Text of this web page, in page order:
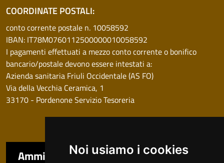
Noi usiamo i cookies
COORDINATE POSTALI:
conto corrente postale n. 10058592
IBAN: IT78M0760112500000010058592
I pagamenti effettuati a mezzo conto corrente o bonifico
bancario/postale devono essere intestati a:
Azienda sanitaria Friuli Occidentale (AS FO)
Via della Vecchia Ceramica, 1
33170 - Pordenone Servizio Tesoreria
Amministrazione trasparente